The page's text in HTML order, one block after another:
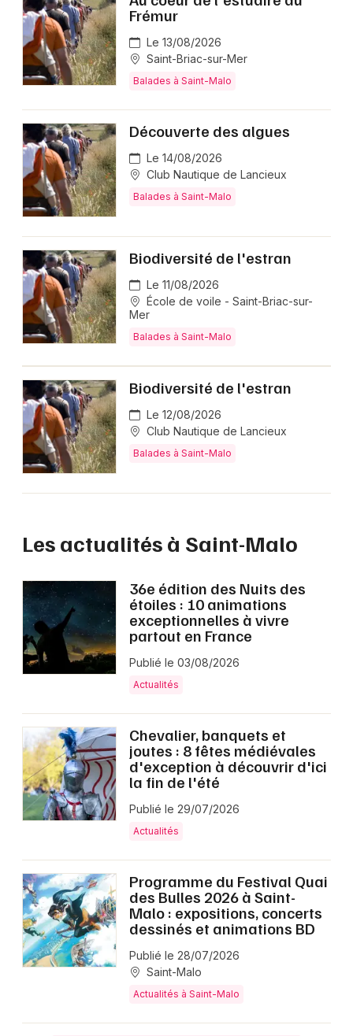
Frémur
Le 13/08/2026
Saint-Briac-sur-Mer
Balades à Saint-Malo
Découverte des algues
Le 14/08/2026
Club Nautique de Lancieux
Balades à Saint-Malo
Biodiversité de l'estran
Le 11/08/2026
École de voile - Saint-Briac-sur-
Mer
Balades à Saint-Malo
Biodiversité de l'estran
Le 12/08/2026
Club Nautique de Lancieux
Balades à Saint-Malo
Les actualités à Saint-Malo
36e édition des Nuits des
étoiles : 10 animations
exceptionnelles à vivre
partout en France
Publié le 03/08/2026
Actualités
Chevalier, banquets et
joutes : 8 fêtes médiévales
d'exception à découvrir d'ici
la fin de l'été
Publié le 29/07/2026
Actualités
Programme du Festival Quai
des Bulles 2026 à Saint-
Malo : expositions, concerts
dessinés et animations BD
Publié le 28/07/2026
Saint-Malo
Actualités à Saint-Malo